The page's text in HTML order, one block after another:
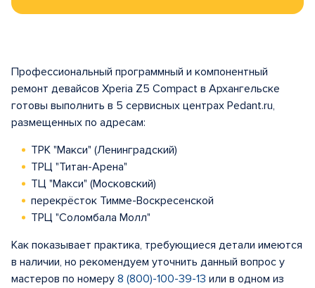
Профессиональный программный и компонентный
ремонт девайсов Xperia Z5 Compact в Архангельске
готовы выполнить в 5 сервисных центрах Pedant.ru,
размещенных по адресам:
ТРК "Макси" (Ленинградский)
ТРЦ "Титан-Арена"
ТЦ "Макси" (Московский)
перекрёсток Тимме-Воскресенской
ТРЦ "Соломбала Молл"
Как показывает практика, требующиеся детали имеются
в наличии, но рекомендуем уточнить данный вопрос у
мастеров по номеру 8 (800)-100-39-13 или в одном из